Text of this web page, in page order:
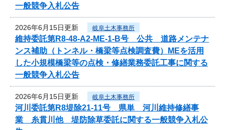
一般競争入札公告
2026年6月15日更新 岐阜土木事務所
維持委託第R8-48-A2-ME-1-B号 公共 道路メンテナ
ンス補助（トンネル・橋梁等点検調査費）MEを活用
した小規模橋梁等の点検・修繕業務委託工事に関する
一般競争入札公告
2026年6月15日更新 岐阜土木事務所
河川委託第R8堤除21-11号 県単 河川維持修繕事
業 糸貫川他 堤防除草委託に関する一般競争入札公